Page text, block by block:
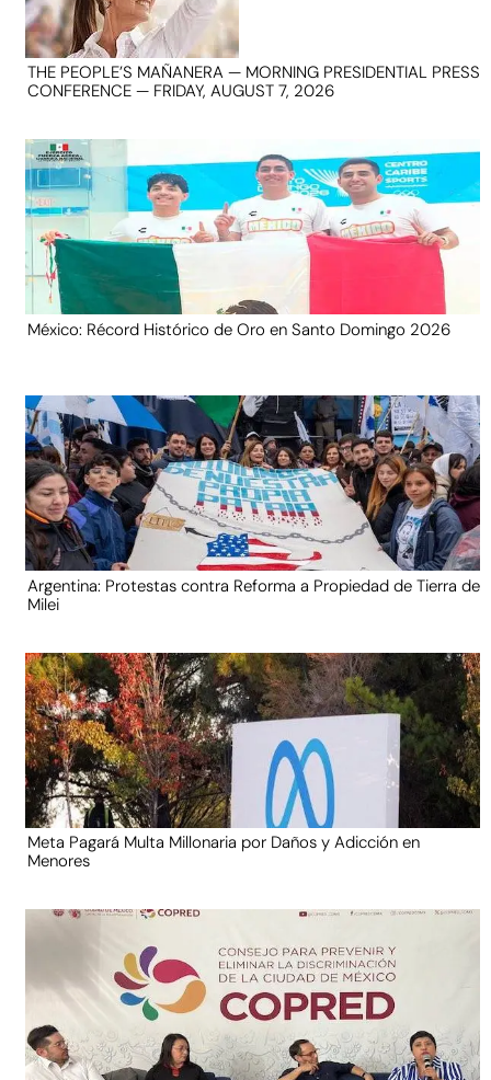
THE PEOPLE’S MAÑANERA — MORNING PRESIDENTIAL PRESS
CONFERENCE — FRIDAY, AUGUST 7, 2026
México: Récord Histórico de Oro en Santo Domingo 2026
Argentina: Protestas contra Reforma a Propiedad de Tierra de
Milei
Meta Pagará Multa Millonaria por Daños y Adicción en
Menores